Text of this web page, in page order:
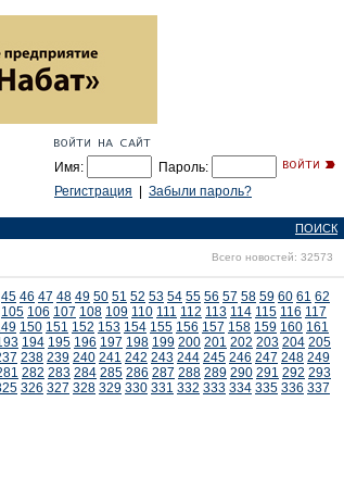
Имя:
Пароль:
Регистрация
Забыли пароль?
ПОИСК
Всего новостей: 32573
45 46 47 48 49 50 51 52 53 54 55 56 57 58 59 60 61 62
105 106 107 108 109 110 111 112 113 114 115 116 117
150 151 152 153 154 155 156 157 158 159 160 161
194 195 196 197 198 199 200 201 202 203 204 205
238 239 240 241 242 243 244 245 246 247 248 249
282 283 284 285 286 287 288 289 290 291 292 293
326 327 328 329 330 331 332 333 334 335 336 337